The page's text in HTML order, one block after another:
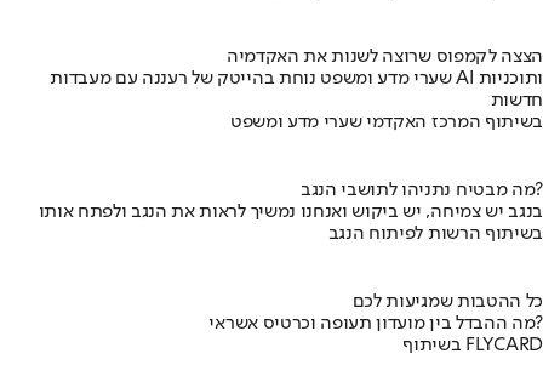
הצצה לקמפוס שרוצה לשנות את האקדמיה
שערי מדע ומשפט נוחת בהייטק של רעננה עם מעבדות AI ותוכניות
חדשות
בשיתוף המרכז האקדמי שערי מדע ומשפט
מה מבטיח נתניהו לתושבי הנגב?
בנגב יש צמיחה, יש ביקוש ואנחנו נמשיך לראות את הנגב ולפתח אותו
בשיתוף הרשות לפיתוח הנגב
כל ההטבות שמגיעות לכם
מה ההבדל בין מועדון תעופה וכרטיס אשראי?
בשיתוף FLYCARD